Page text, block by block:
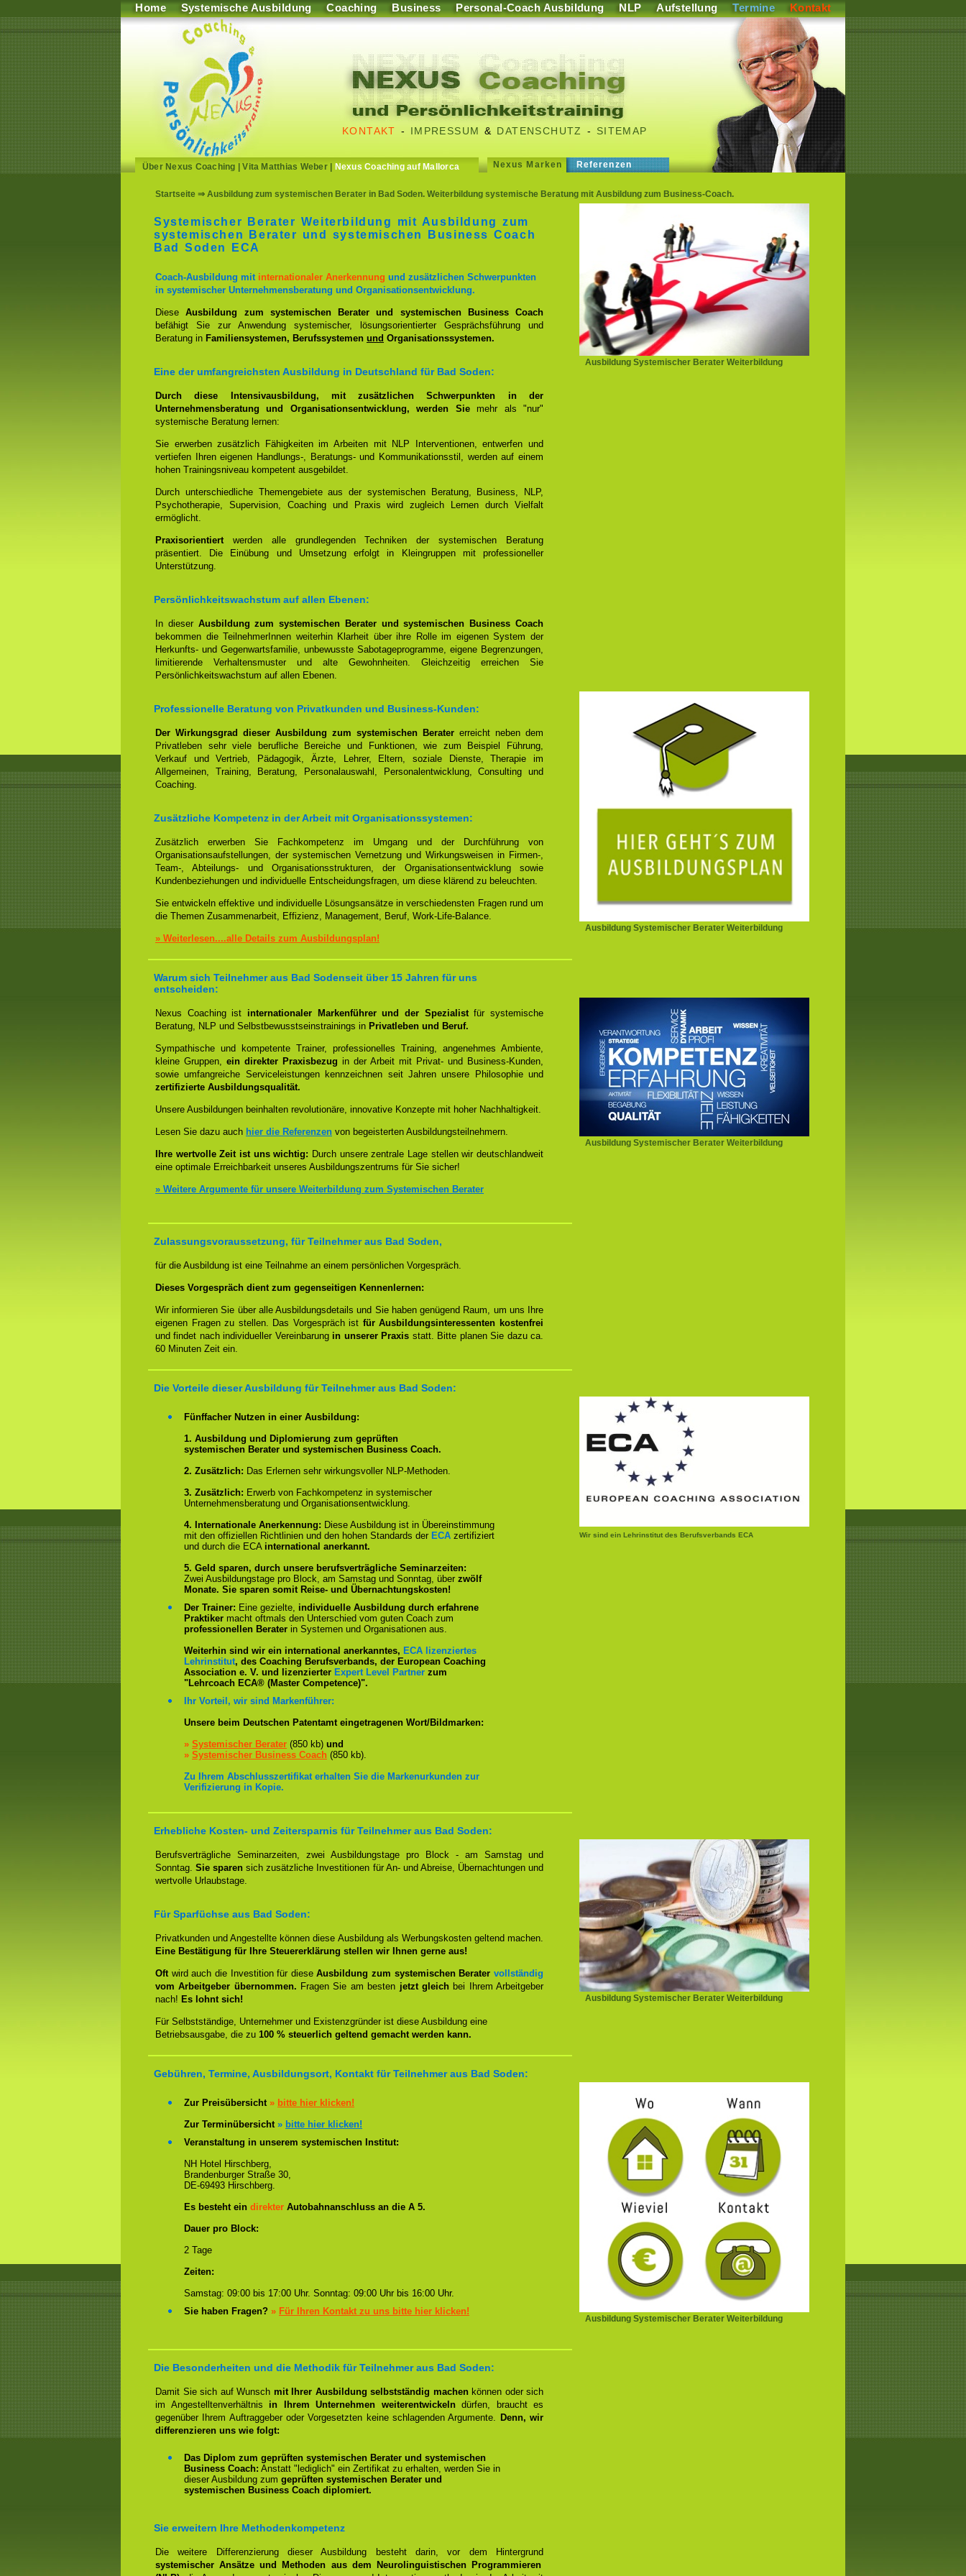
Home Systemische Ausbildung Coaching Business Personal-Coach Ausbildung NLP Aufstellung Termine Kontakt
KONTAKT - IMPRESSUM & DATENSCHUTZ - SITEMAP
Über Nexus Coaching |Vita Matthias Weber| Nexus Coaching auf Mallorca Nexus Marken Referenzen
Startseite ⇒ Ausbildung zum systemischen Berater in Bad Soden. Weiterbildung systemische Beratung mit Ausbildung zum Business-Coach.
Ausbildung Systemischer Berater Weiterbildung
Systemischer Berater Weiterbildung mit Ausbildung zum
systemischen Berater und systemischen Business Coach
Bad Soden ECA
Coach-Ausbildung mit internationaler Anerkennung und zusätzlichen Schwerpunkten
in systemischer Unternehmensberatung und Organisationsentwicklung.
DieseAusbildung zum systemischen Berater und systemischen Business Coach
befähigt Sie zur Anwendung systemischer, lösungsorientierter Gesprächsführung und
Beratung in Familiensystemen, Berufssystemen und Organisationssystemen.
Eine der umfangreichsten Ausbildung in Deutschland für Bad Soden:
Durch diese Intensivausbildung, mit zusätzlichen Schwerpunkten in der
Unternehmensberatung und Organisationsentwicklung, werden Siemehr als "nur"
systemische Beratung lernen:
Sie erwerben zusätzlich Fähigkeiten im Arbeiten mit NLP Interventionen, entwerfen und
vertiefen Ihren eigenen Handlungs-, Beratungs- und Kommunikationsstil, werden auf einem
hohen Trainingsniveau kompetent ausgebildet.
Durch unterschiedliche Themengebiete aus der systemischen Beratung, Business, NLP,
Psychotherapie, Supervision, Coaching und Praxis wird zugleich Lernen durch Vielfalt
ermöglicht.
Praxisorientiertwerden alle grundlegenden Techniken der systemischen Beratung
präsentiert. Die Einübung und Umsetzung erfolgt in Kleingruppen mit professioneller
Unterstützung.
Persönlichkeitswachstum auf allen Ebenen:
In dieser Ausbildung zum systemischen Berater und systemischen Business Coach
bekommen die TeilnehmerInnen weiterhin Klarheit über ihre Rolle im eigenen System der
Herkunfts- und Gegenwartsfamilie, unbewusste Sabotageprogramme, eigene Begrenzungen,
limitierende Verhaltensmuster und alte Gewohnheiten. Gleichzeitig erreichen Sie
Persönlichkeitswachstum auf allen Ebenen.
Ausbildung Systemischer Berater Weiterbildung
Professionelle Beratung von Privatkunden und Business-Kunden:
Der Wirkungsgrad dieser Ausbildung zum systemischen Berater erreicht neben dem
Privatleben sehr viele berufliche Bereiche und Funktionen, wie zum Beispiel Führung,
Verkauf und Vertrieb, Pädagogik, Ärzte, Lehrer, Eltern, soziale Dienste, Therapie im
Allgemeinen, Training, Beratung, Personalauswahl, Personalentwicklung, Consulting und
Coaching.
Zusätzliche Kompetenz in der Arbeit mit Organisationssystemen:
Zusätzlich erwerben Sie Fachkompetenz im Umgang und der Durchführung von
Organisationsaufstellungen, der systemischen Vernetzung und Wirkungsweisen in Firmen-,
Team-, Abteilungs- und Organisationsstrukturen, der Organisationsentwicklung sowie
Kundenbeziehungen und individuelle Entscheidungsfragen, um diese klärend zu beleuchten.
Sie entwickeln effektive und individuelle Lösungsansätze in verschiedensten Fragen rund um
die Themen Zusammenarbeit, Effizienz, Management, Beruf, Work-Life-Balance.
» Weiterlesen....alle Details zum Ausbildungsplan!
Warum sich Teilnehmer aus Bad Sodenseit über 15 Jahren für uns
entscheiden:
Ausbildung Systemischer Berater Weiterbildung
Nexus Coaching ist internationaler Markenführer und der Spezialistfür systemische
Beratung, NLP und Selbstbewusstseinstrainings in Privatleben und Beruf.
Sympathische und kompetente Trainer, professionelles Training, angenehmes Ambiente,
kleine Gruppen, ein direkter Praxisbezug in der Arbeit mit Privat- und Business-Kunden,
sowie umfangreiche Serviceleistungen kennzeichnen seit Jahren unsere Philosophie und
zertifizierte Ausbildungsqualität.
Unsere Ausbildungen beinhalten revolutionäre, innovative Konzepte mit hoher Nachhaltigkeit.
Lesen Sie dazu auch hier die Referenzen von begeisterten Ausbildungsteilnehmern.
Ihre wertvolle Zeit ist uns wichtig: Durch unsere zentrale Lage stellen wir deutschlandweit
eine optimale Erreichbarkeit unseres Ausbildungszentrums für Sie sicher!
» Weitere Argumente für unsere Weiterbildung zum Systemischen Berater
Zulassungsvoraussetzung, für Teilnehmer aus Bad Soden,
für die Ausbildung ist eine Teilnahme an einem persönlichen Vorgespräch.
Dieses Vorgespräch dient zum gegenseitigen Kennenlernen:
Wir informieren Sie über alle Ausbildungsdetails und Sie haben genügend Raum, um uns Ihre
eigenen Fragen zu stellen. Das Vorgespräch ist für Ausbildungsinteressenten kostenfrei
und findet nach individueller Vereinbarung in unserer Praxis statt. Bitte planen Sie dazu ca.
60 Minuten Zeit ein.
Die Vorteile dieser Ausbildung für Teilnehmer aus Bad Soden:
Wir sind ein Lehrinstitut des Berufsverbands ECA
Fünffacher Nutzen in einer Ausbildung:
1. Ausbildung und Diplomierung zum geprüften
systemischen Berater und systemischen Business Coach.
2. Zusätzlich: Das Erlernen sehr wirkungsvoller NLP-Methoden.
3. Zusätzlich: Erwerb von Fachkompetenz in systemischer
Unternehmensberatung und Organisationsentwicklung.
4. Internationale Anerkennung: Diese Ausbildung ist in Übereinstimmung
mit den offiziellen Richtlinien und den hohen Standards der ECA zertifiziert
und durch die ECA international anerkannt.
5. Geld sparen, durch unsere berufsverträgliche Seminarzeiten:
Zwei Ausbildungstage pro Block, am Samstag und Sonntag, über zwölf
Monate. Sie sparen somit Reise- und Übernachtungskosten!
Der Trainer: Eine gezielte, individuelle Ausbildung durch erfahrene
Praktiker macht oftmals den Unterschied vom guten Coach zum
professionellen Berater in Systemen und Organisationen aus.
Weiterhin sind wir ein international anerkanntes, ECA lizenziertes
Lehrinstitut, des Coaching Berufsverbands, der European Coaching
Association e. V. und lizenzierter Expert Level Partner zum
"Lehrcoach ECA® (Master Competence)".
Ihr Vorteil, wir sind Markenführer:
Unsere beim Deutschen Patentamt eingetragenen Wort/Bildmarken:
» Systemischer Berater (850 kb) und
» Systemischer Business Coach (850 kb).
Zu Ihrem Abschlusszertifikat erhalten Sie die Markenurkunden zur
Verifizierung in Kopie.
Erhebliche Kosten- und Zeitersparnis für Teilnehmer aus Bad Soden:
Ausbildung Systemischer Berater Weiterbildung
Berufsverträgliche Seminarzeiten, zwei Ausbildungstage pro Block - am Samstag und
Sonntag.Sie sparensich zusätzliche Investitionen für An- und Abreise, Übernachtungen und
wertvolle Urlaubstage.
Für Sparfüchse aus Bad Soden:
Privatkunden und Angestellte können diese Ausbildung als Werbungskosten geltend machen.
Eine Bestätigung für Ihre Steuererklärung stellen wir Ihnen gerne aus!
Oftwird auch die Investition für dieseAusbildung zum systemischen Beratervollständig
vom Arbeitgeber übernommen. Fragen Sie am besten jetzt gleichbei Ihrem Arbeitgeber
nach! Es lohnt sich!
Für Selbstständige, Unternehmer und Existenzgründer ist diese Ausbildung eine
Betriebsausgabe, die zu 100 % steuerlich geltend gemacht werden kann.
Gebühren, Termine, Ausbildungsort, Kontakt für Teilnehmer aus Bad Soden:
Ausbildung Systemischer Berater Weiterbildung
Zur Preisübersicht » bitte hier klicken!
Zur Terminübersicht » bitte hier klicken!
Veranstaltung in unserem systemischen Institut:
NH Hotel Hirschberg,
Brandenburger Straße 30,
DE-69493 Hirschberg.
Es besteht ein direkter Autobahnanschluss an die A 5.
Dauer pro Block:
2 Tage
Zeiten:
Samstag: 09:00 bis 17:00 Uhr. Sonntag: 09:00 Uhr bis 16:00 Uhr.
Sie haben Fragen? » Für Ihren Kontakt zu uns bitte hier klicken!
Die Besonderheiten und die Methodik für Teilnehmer aus Bad Soden:
Damit Sie sich auf Wunsch mit Ihrer Ausbildung selbstständig machenkönnen oder sich
im Angestelltenverhältnis in Ihrem Unternehmen weiterentwickelndürfen, braucht es
gegenüber Ihrem Auftraggeber oder Vorgesetzten keine schlagenden Argumente. Denn, wir
differenzieren uns wie folgt:
Das Diplom zum geprüften systemischen Berater und systemischen
Business Coach: Anstatt "lediglich" ein Zertifikat zu erhalten, werden Sie in
dieser Ausbildung zum geprüften systemischen Berater und
systemischen Business Coach diplomiert.
Sie erweitern Ihre Methodenkompetenz
Die weitere Differenzierung dieser Ausbildung besteht darin, vor dem Hintergrund
systemischer Ansätze und Methoden aus dem Neurolinguistischen Programmieren